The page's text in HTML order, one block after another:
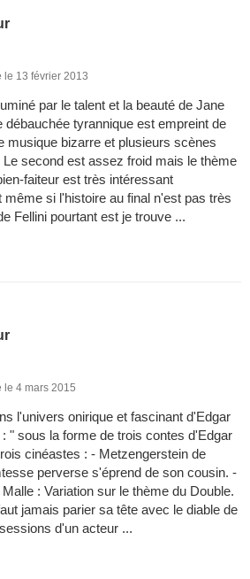
le 13 février 2013
par le talent et la beauté de Jane
débauchée tyrannique est empreint de
musique bizarre et plusieurs scènes
second est assez froid mais le thème
faiteur est très intéressant
si l'histoire au final n'est pas très
Fellini pourtant est je trouve ...
le 4 mars 2015
l'univers onirique et fascinant d'Edgar
" sous la forme de trois contes d'Edgar
cinéastes : - Metzengerstein de
perverse s'éprend de son cousin. -
: Variation sur le thème du Double.
jamais parier sa tête avec le diable de
d'un acteur ...